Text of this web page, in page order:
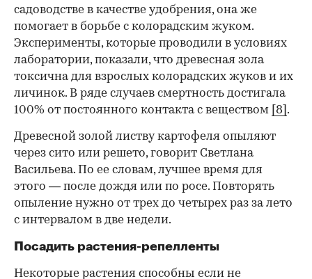
садоводстве в качестве удобрения, она же
помогает в борьбе с колорадским жуком.
Эксперименты, которые проводили в условиях
лаборатории, показали, что древесная зола
токсична для взрослых колорадских жуков и их
личинок. В ряде случаев смертность достигала
100% от постоянного контакта с веществом [8] .
Древесной золой листву картофеля опыляют
через сито или решето, говорит Светлана
Васильева. По ее словам, лучшее время для
этого — после дождя или по росе. Повторять
опыление нужно от трех до четырех раз за лето
с интервалом в две недели.
Посадить растения-репелленты
Некоторые растения способны если не